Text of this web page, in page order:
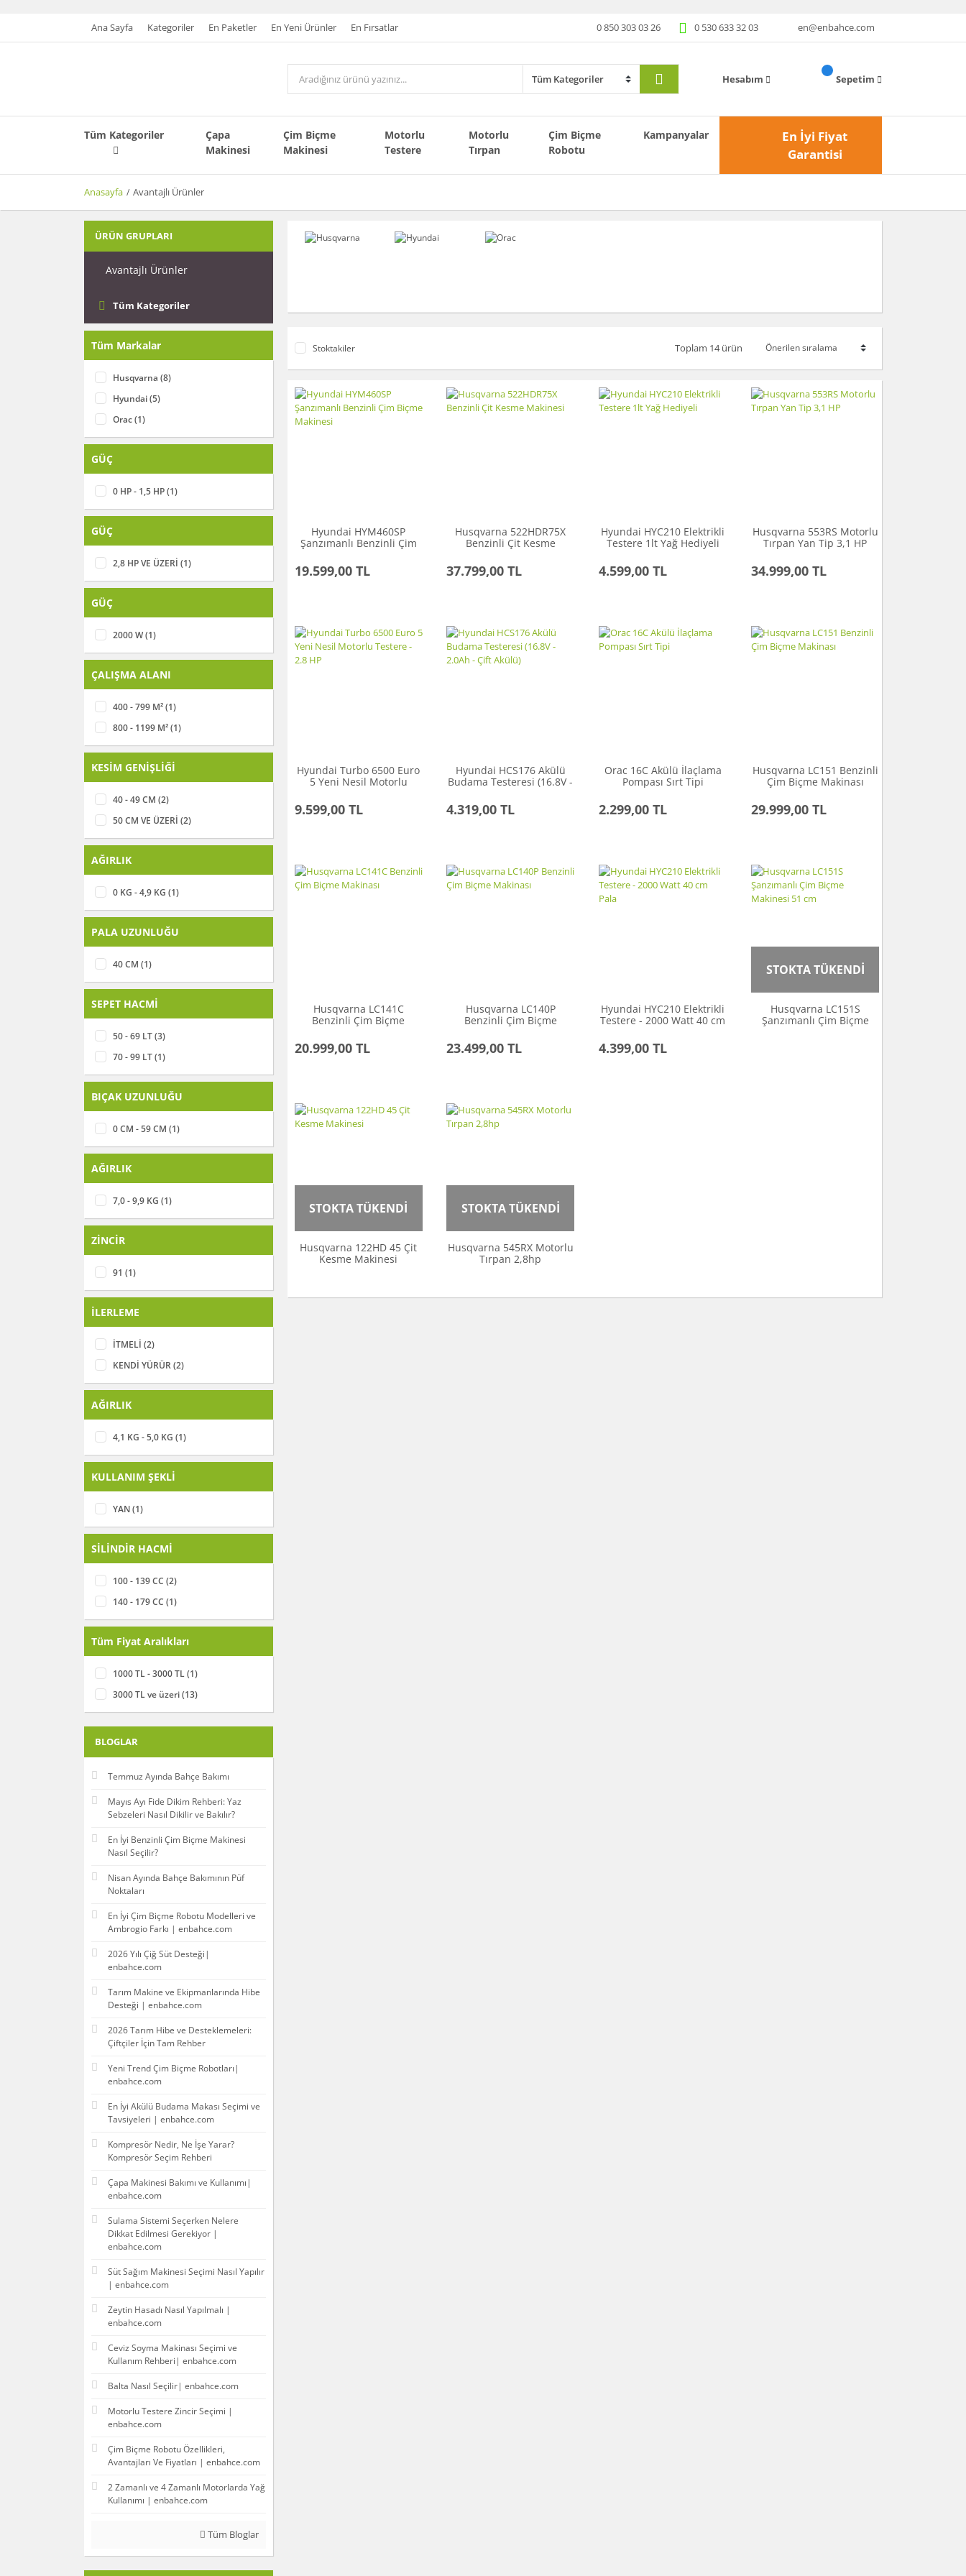
Ana Sayfa Kategoriler En Paketler En Yeni Ürünler En Fırsatlar 0 850 303 03 26 0 530 633 32 03 en@enbahce.com
Hesabım Sepetim
Tüm Kategoriler
Çapa
Makinesi
Çim Biçme
Makinesi
Motorlu
Testere
Motorlu
Tırpan
Çim Biçme
Robotu
Kampanyalar
En İyi Fiyat
Garantisi
Anasayfa Avantajlı Ürünler
ÜRÜN GRUPLARI
Avantajlı Ürünler
Tüm Kategoriler
Tüm Markalar
Husqvarna (8)
Hyundai (5)
Orac (1)
GÜÇ
0 HP - 1,5 HP (1)
GÜÇ
2,8 HP VE ÜZERİ (1)
GÜÇ
2000 W (1)
ÇALIŞMA ALANI
400 - 799 M² (1)
800 - 1199 M² (1)
KESİM GENİŞLİĞİ
40 - 49 CM (2)
50 CM VE ÜZERİ (2)
AĞIRLIK
0 KG - 4,9 KG (1)
PALA UZUNLUĞU
40 CM (1)
SEPET HACMİ
50 - 69 LT (3)
70 - 99 LT (1)
BIÇAK UZUNLUĞU
0 CM - 59 CM (1)
AĞIRLIK
7,0 - 9,9 KG (1)
ZİNCİR
91 (1)
İLERLEME
İTMELİ (2)
KENDİ YÜRÜR (2)
AĞIRLIK
4,1 KG - 5,0 KG (1)
KULLANIM ŞEKLİ
YAN (1)
SİLİNDİR HACMİ
100 - 139 CC (2)
140 - 179 CC (1)
Tüm Fiyat Aralıkları
1000 TL - 3000 TL (1)
3000 TL ve üzeri (13)
BLOGLAR
Temmuz Ayında Bahçe Bakımı
Mayıs Ayı Fide Dikim Rehberi: Yaz
Sebzeleri Nasıl Dikilir ve Bakılır?
En İyi Benzinli Çim Biçme Makinesi
Nasıl Seçilir?
Nisan Ayında Bahçe Bakımının Püf
Noktaları
En İyi Çim Biçme Robotu Modelleri ve
Ambrogio Farkı | enbahce.com
2026 Yılı Çiğ Süt Desteği|
enbahce.com
Tarım Makine ve Ekipmanlarında Hibe
Desteği | enbahce.com
2026 Tarım Hibe ve Desteklemeleri:
Çiftçiler İçin Tam Rehber
Yeni Trend Çim Biçme Robotları|
enbahce.com
En İyi Akülü Budama Makası Seçimi ve
Tavsiyeleri | enbahce.com
Kompresör Nedir, Ne İşe Yarar?
Kompresör Seçim Rehberi
Çapa Makinesi Bakımı ve Kullanımı|
enbahce.com
Sulama Sistemi Seçerken Nelere
Dikkat Edilmesi Gerekiyor |
enbahce.com
Süt Sağım Makinesi Seçimi Nasıl Yapılır
| enbahce.com
Zeytin Hasadı Nasıl Yapılmalı |
enbahce.com
Ceviz Soyma Makinası Seçimi ve
Kullanım Rehberi| enbahce.com
Balta Nasıl Seçilir| enbahce.com
Motorlu Testere Zincir Seçimi |
enbahce.com
Çim Biçme Robotu Özellikleri,
Avantajları Ve Fiyatları | enbahce.com
2 Zamanlı ve 4 Zamanlı Motorlarda Yağ
Kullanımı | enbahce.com
Tüm Bloglar
Stoktakiler Toplam 14 ürün
Hyundai HYM460SP
Şanzımanlı Benzinli Çim
19.599,00 TL
Husqvarna 522HDR75X
Benzinli Çit Kesme
37.799,00 TL
Hyundai HYC210 Elektrikli
Testere 1lt Yağ Hediyeli
4.599,00 TL
Husqvarna 553RS Motorlu
Tırpan Yan Tip 3,1 HP
34.999,00 TL
Hyundai Turbo 6500 Euro
5 Yeni Nesil Motorlu
9.599,00 TL
Hyundai HCS176 Akülü
Budama Testeresi (16.8V -
4.319,00 TL
Orac 16C Akülü İlaçlama
Pompası Sırt Tipi
2.299,00 TL
Husqvarna LC151 Benzinli
Çim Biçme Makinası
29.999,00 TL
Husqvarna LC141C
Benzinli Çim Biçme
20.999,00 TL
Husqvarna LC140P
Benzinli Çim Biçme
23.499,00 TL
Hyundai HYC210 Elektrikli
Testere - 2000 Watt 40 cm
4.399,00 TL
STOKTA TÜKENDİ
Husqvarna LC151S
Şanzımanlı Çim Biçme
STOKTA TÜKENDİ
Husqvarna 122HD 45 Çit
Kesme Makinesi
STOKTA TÜKENDİ
Husqvarna 545RX Motorlu
Tırpan 2,8hp